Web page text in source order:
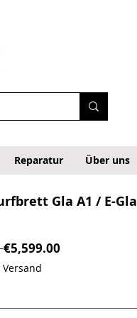
Reparatur Über uns
Gla A1 / E-Gla
Regular Price
€5,599.00Sale Price
Versand